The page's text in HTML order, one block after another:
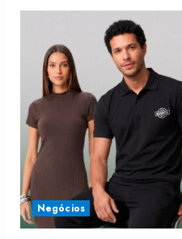
Negócios
Moda
produtos
6 de
3
Renata
Sou de
5 de